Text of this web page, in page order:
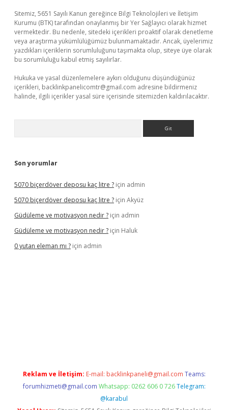
Sitemiz, 5651 Sayılı Kanun gereğince Bilgi Teknolojileri ve İletişim
Kurumu (BTK) tarafından onaylanmış bir Yer Sağlayıcı olarak hizmet
vermektedir. Bu nedenle, sitedeki içerikleri proaktif olarak denetleme
veya araştırma yükümlülüğümüz bulunmamaktadır. Ancak, üyelerimiz
yazdıkları içeriklerin sorumluluğunu taşımakta olup, siteye üye olarak
bu sorumluluğu kabul etmiş sayılırlar.
Hukuka ve yasal düzenlemelere aykırı olduğunu düşündüğünüz
içerikleri, backlinkpanelicomtr@gmail.com adresine bildirmeniz
halinde, ilgili içerikler yasal süre içerisinde sitemizden kaldırılacaktır.
Son yorumlar
5070 biçerdöver deposu kaç litre ? için admin
5070 biçerdöver deposu kaç litre ? için Akyüz
Güdüleme ve motivasyon nedir ? için admin
Güdüleme ve motivasyon nedir ? için Haluk
0 yutan eleman mı ? için admin
Reklam ve İletişim: E-mail: backlinkpaneli@gmail.com Teams:
forumhizmeti@gmail.com Whatsapp: 0262 606 0 726 Telegram:
@karabul